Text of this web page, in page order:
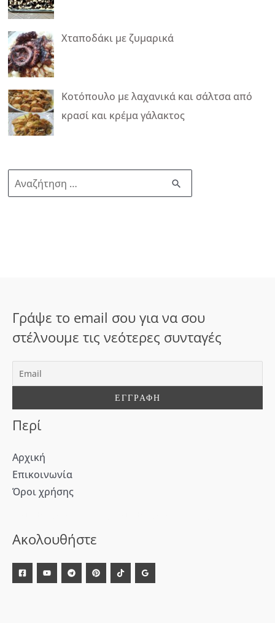
Χταποδάκι με ζυμαρικά
Κοτόπουλο με λαχανικά και σάλτσα από
κρασί και κρέμα γάλακτος
ν
σ
α
Γράψε το email σου για να σου
στέλνουμε τις νεότερες συνταγές
Περί
Αρχική
Επικοινωνία
Όροι χρήσης
Ακολουθήστε